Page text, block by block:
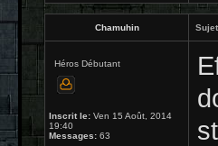
Chamuhin
Héros Débutant
Inscrit le: Ven 15 Août, 2014
19:40
Messages: 63